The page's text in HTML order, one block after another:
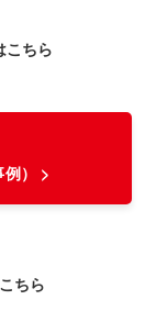
ちら
例） >
ちら